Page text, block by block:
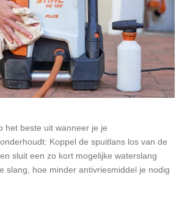
het beste uit wanneer je je
Koppel de spuitlans los van de
sluit een zo kort mogelijke waterslang
slang, hoe minder antivriesmiddel je nodig